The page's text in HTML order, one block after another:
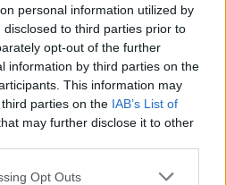
personal information utilized by
to third parties prior to
opt-out of the further
information by third parties on the
This information may
parties on the IAB’s List of
may further disclose it to other
app uses one or more Google
Opt Outs